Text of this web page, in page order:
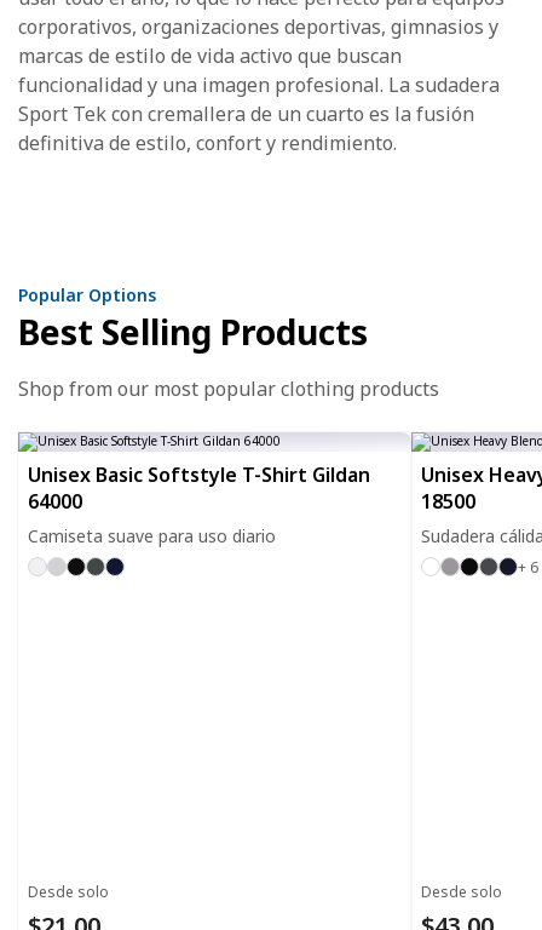
corporativos, organizaciones deportivas, gimnasios y
marcas de estilo de vida activo que buscan
funcionalidad y una imagen profesional. La sudadera
Sport Tek con cremallera de un cuarto es la fusión
definitiva de estilo, confort y rendimiento.
Popular Options
Best Selling Products
Shop from our most popular clothing products
Unisex Basic Softstyle T-Shirt Gildan
64000
Camiseta suave para uso diario
Desde solo
Unisex
18500
Sudadera
+ 6
Desde solo